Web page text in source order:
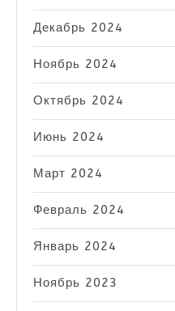
Декабрь 2024
Ноябрь 2024
Октябрь 2024
Июнь 2024
Март 2024
Февраль 2024
Январь 2024
Ноябрь 2023